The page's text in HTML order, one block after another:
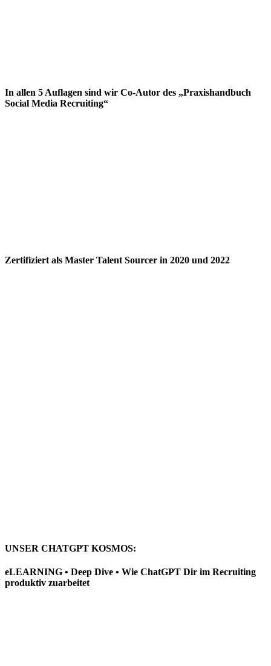
In allen 5 Auflagen sind wir Co-Autor des „Praxishandbuch
Social Media Recruiting“
Zertifiziert als Master Talent Sourcer in 2020 und 2022
UNSER CHATGPT KOSMOS:
eLEARNING • Deep Dive • Wie ChatGPT Dir im Recruiting
produktiv zuarbeitet